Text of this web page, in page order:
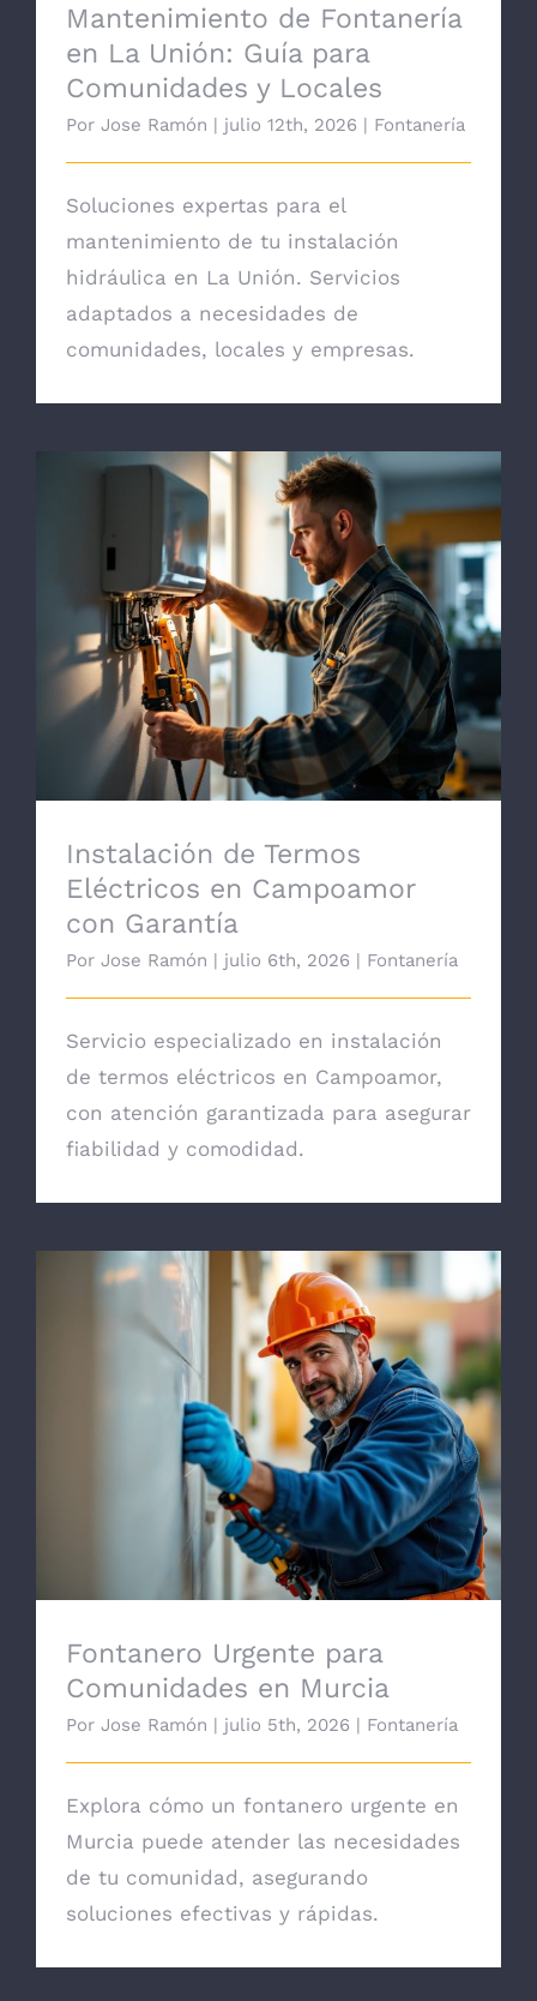
Mantenimiento de Fontanería
en La Unión: Guía para
Comunidades y Locales
Por Jose Ramón | julio 12th, 2026 | Fontanería
Soluciones expertas para el
mantenimiento de tu instalación
hidráulica en La Unión. Servicios
adaptados a necesidades de
comunidades, locales y empresas.
Instalación de Termos Eléctricos en
Campoamor con Garantía
Instalación de Termos
Eléctricos en Campoamor
con Garantía
Por Jose Ramón | julio 6th, 2026 | Fontanería
Servicio especializado en instalación
de termos eléctricos en Campoamor,
con atención garantizada para asegurar
fiabilidad y comodidad.
Fontanero Urgente para Comunidades en
Murcia
Fontanero Urgente para
Comunidades en Murcia
Por Jose Ramón | julio 5th, 2026 | Fontanería
Explora cómo un fontanero urgente en
Murcia puede atender las necesidades
de tu comunidad, asegurando
soluciones efectivas y rápidas.